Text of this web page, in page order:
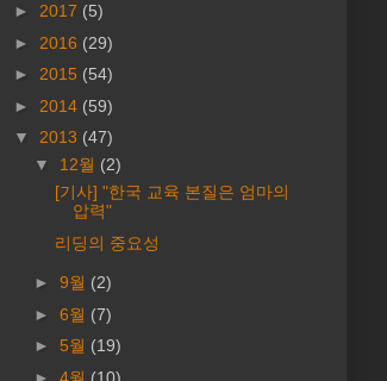
► 2017 (5)
► 2016 (29)
► 2015 (54)
► 2014 (59)
▼ 2013 (47)
▼ 12월 (2)
[기사] "한국 교육 본질은 엄마의
압력"
리딩의 중요성
► 9월 (2)
► 6월 (7)
► 5월 (19)
► 4월 (10)